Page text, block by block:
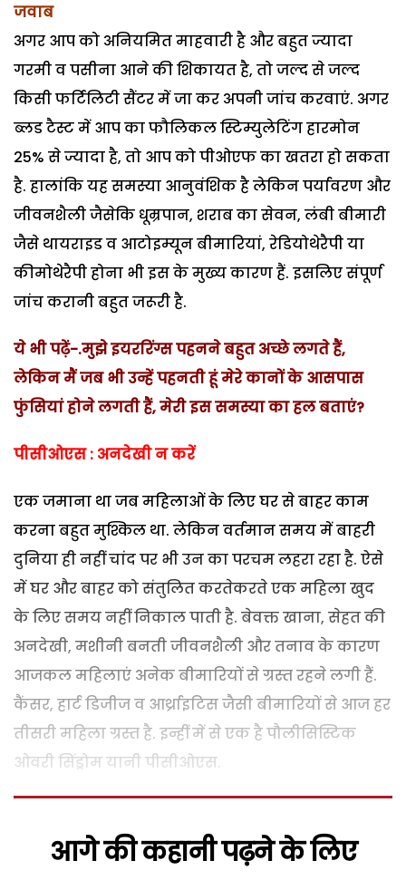
जवाब
अगर आप को अनियमित माहवारी है और बहुत ज्यादा
गरमी व पसीना आने की शिकायत है, तो जल्द से जल्द
किसी फर्टिलिटी सैंटर में जा कर अपनी जांच करवाएं. अगर
ब्लड टैस्ट में आप का फौलिकल स्टिम्युलेटिंग हारमोन
25% से ज्यादा है, तो आप को पीओएफ का खतरा हो सकता
है. हालांकि यह समस्या आनुवंशिक है लेकिन पर्यावरण और
जीवनशैली जैसेकि धूम्रपान, शराब का सेवन, लंबी बीमारी
जैसे थायराइड व आटोइम्यून बीमारियां, रेडियोथेरैपी या
कीमोथेरैपी होना भी इस के मुख्य कारण हैं. इसलिए संपूर्ण
जांच करानी बहुत जरूरी है.
ये भी पढ़ें-.मुझे इयररिंग्स पहनने बहुत अच्छे लगते हैं,
लेकिन मैं जब भी उन्हें पहनती हूं मेरे कानों के आसपास
फुंसियां होने लगती हैं, मेरी इस समस्या का हल बताएं?
पीसीओएस : अनदेखी न करें
एक जमाना था जब महिलाओं के लिए घर से बाहर काम
करना बहुत मुश्किल था. लेकिन वर्तमान समय में बाहरी
दुनिया ही नहीं चांद पर भी उन का परचम लहरा रहा है. ऐसे
में घर और बाहर को संतुलित करतेकरते एक महिला खुद
के लिए समय नहीं निकाल पाती है. बेवक्त खाना, सेहत की
अनदेखी, मशीनी बनती जीवनशैली और तनाव के कारण
आजकल महिलाएं अनेक बीमारियों से ग्रस्त रहने लगी हैं.
कैंसर, हार्ट डिजीज व आर्थ्राइटिस जैसी बीमारियों से आज हर
तीसरी महिला ग्रस्त है. इन्हीं में से एक है पौलीसिस्टिक
ओवरी सिंड्रोम यानी पीसीओएस.
आगे की कहानी पढ़ने के लिए